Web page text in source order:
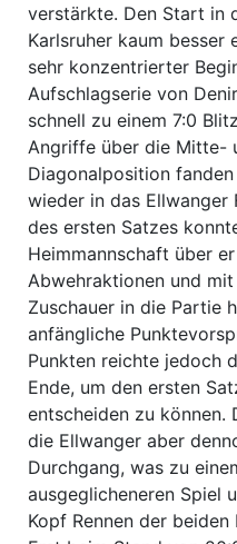
verstärkte. Den Start in
Karlsruher kaum besser
sehr konzentrierter
Aufschlagserie von
schnell zu einem 7:0
Angriffe über die Mitte-
Diagonalposition
wieder in das Ellwanger
des ersten Satzes
Heimmannschaft über
Abwehraktionen und
Zuschauer in die Partie
anfängliche
Punkten reichte jedoch
Ende, um den ersten
entscheiden zu können.
die Ellwanger aber
Durchgang, was zu
ausgeglicheneren Spiel
Kopf Rennen der